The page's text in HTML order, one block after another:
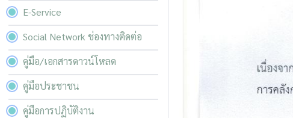
E-Service
Social Network ช่องทางติดต่อ
คู่มือ/เอกสารดาวน์โหลด
คู่มือประชาชน
คู่มือการปฏิบัติงาน